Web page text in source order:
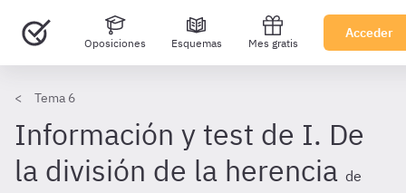
Oposiciones Esquemas Mes gratis
Acceder
Tema 6
Información y test de I. De
la división de la herencia de